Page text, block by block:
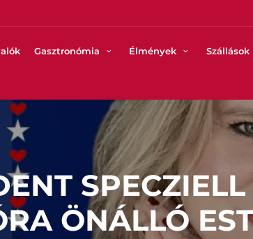
Gasztronómia Élmények Szállások
SPECZIELL
ÖNÁLLÓ